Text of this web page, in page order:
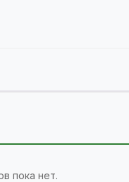
пока нет.